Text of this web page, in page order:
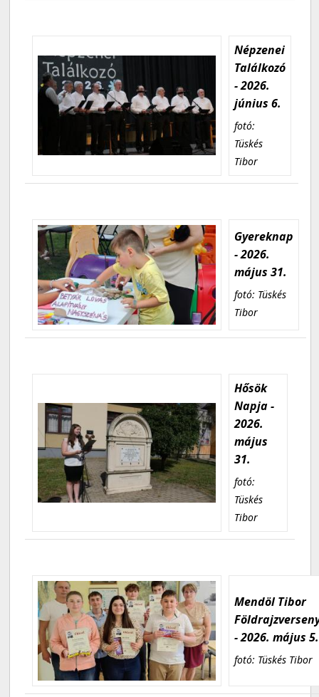
Népzenei
Találkozó
- 2026.
június 6.
fotó:
Tüskés
Tibor
Gyereknap
- 2026.
május 31.
fotó: Tüskés
Tibor
Hősök
Napja -
2026.
május
31.
fotó:
Tüskés
Tibor
Mendöl Tibor
- 2026. május 5.
fotó: Tüskés Tibor